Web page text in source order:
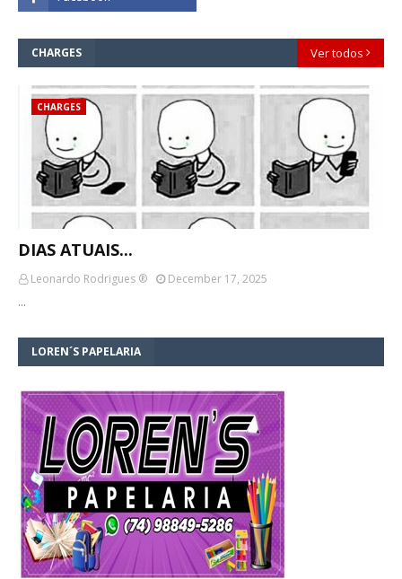
CHARGES Ver todos
CHARGES
DIAS ATUAIS...
Leonardo Rodrigues ®
December 17, 2025
…
LOREN´S PAPELARIA